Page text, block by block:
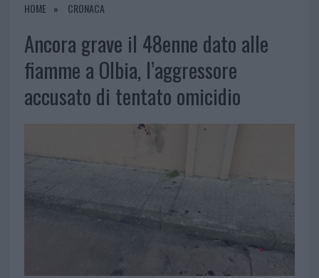
HOME CRONACA
Ancora grave il 48enne dato alle
fiamme a Olbia, l’aggressore
accusato di tentato omicidio